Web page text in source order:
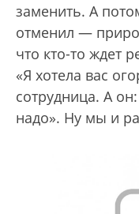
заменить. А
отменил —
что кто-то ждет
«Я хотела вас
сотрудница. А
надо». Ну мы и